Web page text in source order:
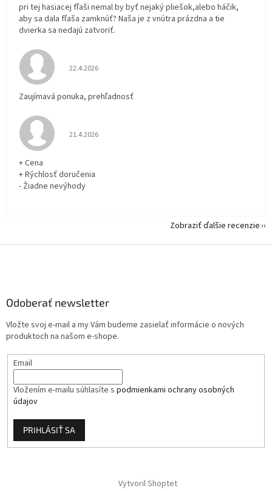
pri tej hasiacej fľaši nemal by byť nejaký pliešok,alebo háčik,
aby sa dala fľaša zamknúť? Naša je z vnútra prázdna a tie
dvierka sa nedajú zatvoriť.
Hodnotenie obchodu je 5 z 5 hviezdičiek.
22.4.2026
Zaujímavá ponuka, prehľadnosť
Hodnotenie obchodu je 5 z 5 hviezdičiek.
21.4.2026
+ Cena
+ Rýchlosť doručenia
- Žiadne nevýhody
Zobraziť ďalšie recenzie
Odoberať newsletter
Vložte svoj e-mail a my Vám budeme zasielať informácie o nových
produktoch na našom e-shope.
Email
Vložením e-mailu súhlasíte s podmienkami ochrany osobných
údajov
PRIHLÁSIŤ SA
Vytvoril Shoptet